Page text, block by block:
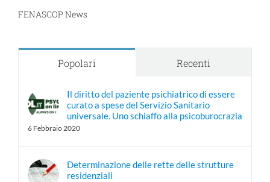
FENASCOP News
Popolari Recenti
Il diritto del paziente psichiatrico di essere
curato a spese del Servizio Sanitario
universale. Uno schiaffo alla psicoburocrazia
6 Febbraio 2020
Determinazione delle rette delle strutture
residenziali